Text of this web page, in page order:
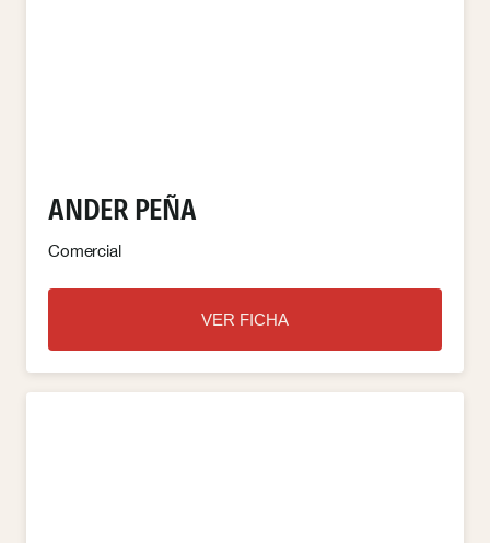
ANDER PEÑA
Comercial
VER FICHA